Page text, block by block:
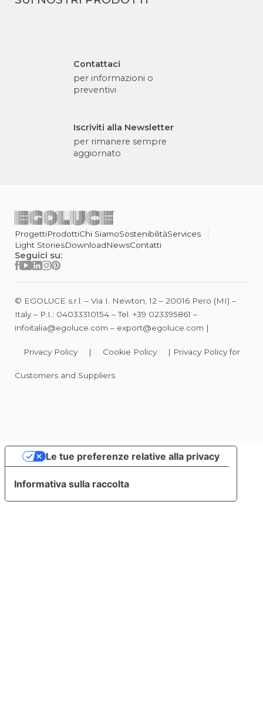
Contattaci
per informazioni o
preventivi
Iscriviti alla Newsletter
per rimanere sempre
aggiornato
ProgettiProdottiChi SiamoSostenibilitàServices
Light StoriesDownloadNewsContatti
Seguici su:
© EGOLUCE s.r.l. – Via I. Newton, 12 – 20016 Pero (MI) –
Italy – P.I.: 04033310154 – Tel. +39 023395861 –
infoitalia@egoluce.com – export@egoluce.com |
Privacy Policy | Cookie Policy | Privacy Policy for
Customers and Suppliers
Informativa sulla raccolta
Le tue preferenze relative alla privacy